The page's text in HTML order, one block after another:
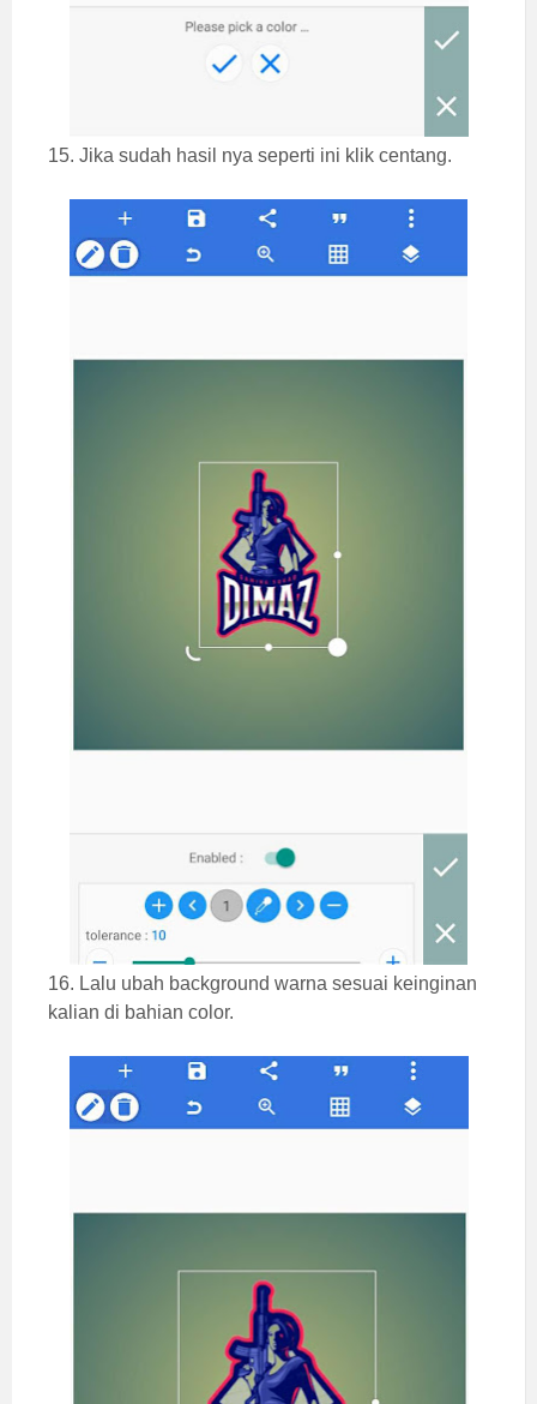
15. Jika sudah hasil nya seperti ini klik centang.
16. Lalu ubah background warna sesuai keinginan
kalian di bahian color.